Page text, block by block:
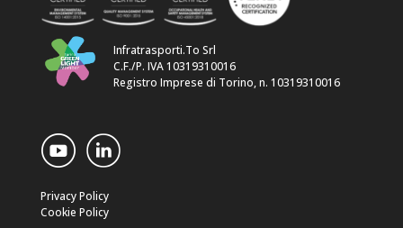
Infratrasporti.To Srl
C.F./P. IVA 10319310016
Registro Imprese di Torino, n. 10319310016
Privacy Policy
Cookie Policy